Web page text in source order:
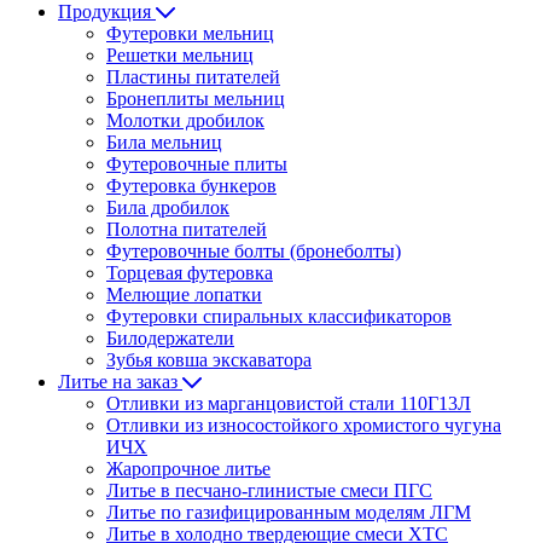
Продукция
Футеровки мельниц
Решетки мельниц
Пластины питателей
Бронеплиты мельниц
Молотки дробилок
Била мельниц
Футеровочные плиты
Футеровка бункеров
Била дробилок
Полотна питателей
Футеровочные болты (бронеболты)
Торцевая футеровка
Мелющие лопатки
Футеровки спиральных классификаторов
Билодержатели
Зубья ковша экскаватора
Литье на заказ
Отливки из марганцовистой стали 110Г13Л
Отливки из износостойкого хромистого чугуна
ИЧХ
Жаропрочное литье
Литье в песчано-глинистые смеси ПГС
Литье по газифицированным моделям ЛГМ
Литье в холодно твердеющие смеси ХТС